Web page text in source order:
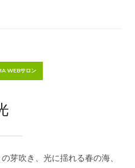
WEBサロン
芽吹き、光に揺れる春の海、